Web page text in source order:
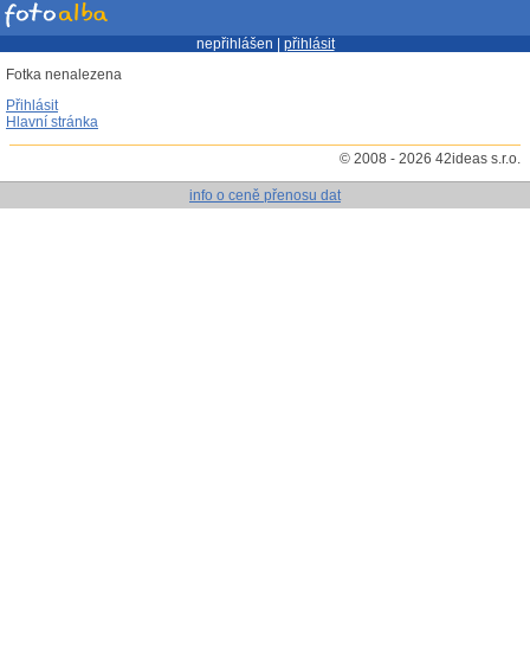
nepřihlášen | přihlásit
Fotka nenalezena
Přihlásit
Hlavní stránka
© 2008 - 2026 42ideas s.r.o.
info o ceně přenosu dat